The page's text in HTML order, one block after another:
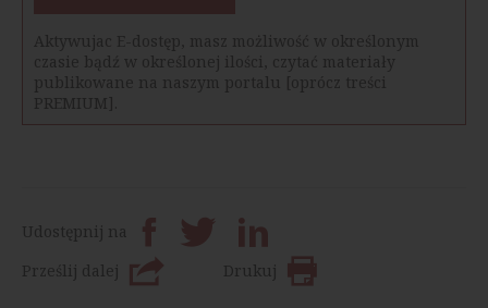
Aktywujac E-dostęp, masz możliwość w określonym
czasie bądź w określonej ilości, czytać materiały
publikowane na naszym portalu [oprócz treści
PREMIUM].
Udostępnij na
Prześlij dalej
Drukuj